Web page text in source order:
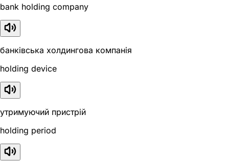
bank holding company
банківська холдингова компанія
holding device
утримуючий пристрій
holding period